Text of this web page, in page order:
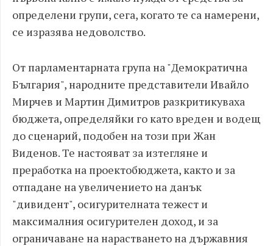
определени групи, сега, когато те са намерени,
се изразява недоволство.
От парламентарната група на "Демократична
България", народните представители Ивайло
Мирчев и Мартин Димитров разкритикуваха
бюджета, определяйки го като вреден и водещ
до сценарий, подобен на този при Жан
Виденов. Те настояват за изтегляне и
преработка на проектобюджета, както и за
отпадане на увеличението на данък
"дивидент", осигурителната тежест и
максималния осигурителен доход, и за
ограничаване на нарастването на държавния